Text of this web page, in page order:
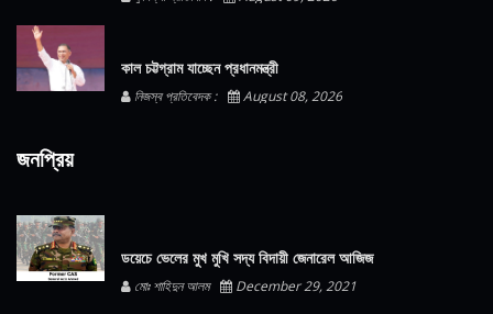
কাল চট্টগ্রাম যাচ্ছেন প্রধানমন্ত্রী
নিজস্ব প্রতিবেদক : August 08, 2026
জনপ্রিয়
ডয়েচে ভেলের মুখ মুখি সদ্য বিদায়ী জেনারেল আজিজ
মোঃ শাহিদুন আলম December 29, 2021